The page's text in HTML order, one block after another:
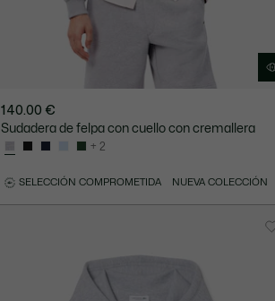
140.00 €
Sudadera de felpa con cuello con cremallera
+ 2
SELECCIÓN COMPROMETIDA NUEVA COLECCIÓN